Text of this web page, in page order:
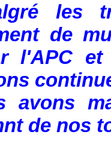
les
de
l'APC
de nos